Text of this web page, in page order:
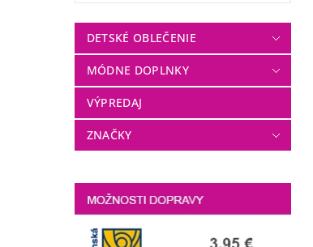
DETSKÉ OBLEČENIE
MÓDNE DOPLNKY
VÝPREDAJ
ZNAČKY